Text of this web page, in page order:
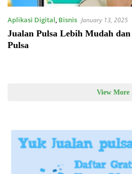
Aplikasi Digital, Bisnis January 13, 2025
Jualan Pulsa Lebih Mudah
Pulsa
View More